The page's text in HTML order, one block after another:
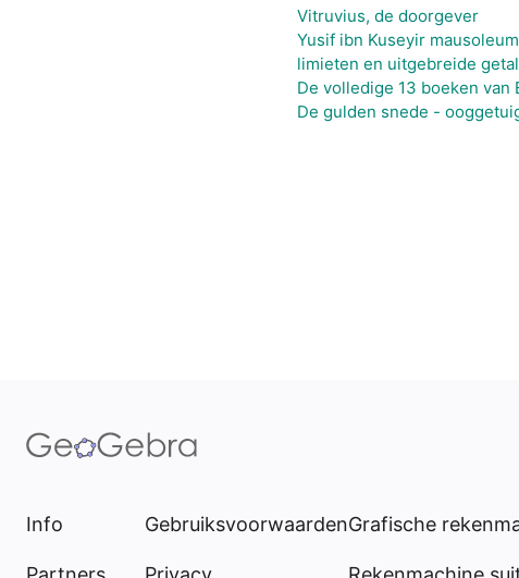
Vitruvius, de doorgever
Yusif ibn Kuseyir
limieten en uitgebreide
De volledige 13 boeken van
De gulden snede -
Info GebruiksvoorwaardenGrafische